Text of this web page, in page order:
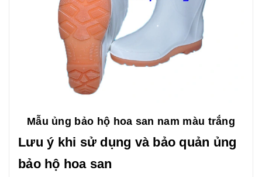
Mẫu ủng bảo hộ hoa san nam màu trắng
Lưu ý khi sử dụng và bảo quản ủng
bảo hộ hoa san